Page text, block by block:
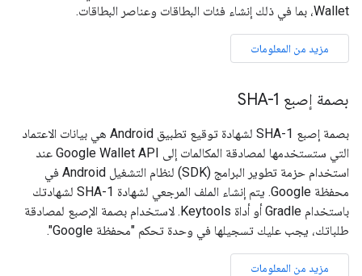
Wallet، بما في ذلك إنشاء فئات البطاقات وعناصر البطاقات.
مزيد من المعلومات
بصمة إصبع SHA-1
بصمة إصبع SHA-1 لشهادة توقيع تطبيق Android هي بيانات الاعتماد
التي ستستخدمها لمصادقة المكالمات إلى Google Wallet API عند
استخدام حزمة تطوير البرامج (SDK) لنظام التشغيل Android في
محفظة Google. يتم إنشاء الملف المرجعي لشهادة SHA-1 لشهادتك
باستخدام Gradle أو أداة Keytools. لاستخدام بصمة الإصبع لمصادقة
طلباتك، يجب عليك تسجيلها في وحدة تحكم "محفظة Google".
مزيد من المعلومات